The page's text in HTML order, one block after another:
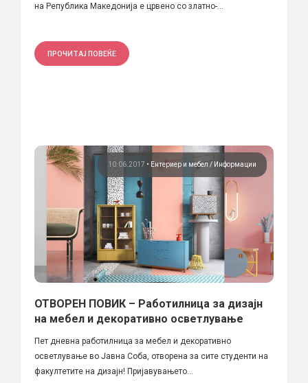
на Република Македонија е црвено со златно-...
ПРОЧИТАЈ ПОВЕЌЕ
10.06.2017 • Ентериер и мебел Информации
ОТВОРЕН ПОВИК – Работилница за дизајн
на мебел и декоративно осветлување
Пет дневна работилница за мебел и декоративно
осветлување во Јавна Соба, отворена за сите студенти на
факултетите на дизајн! Пријавувањето...